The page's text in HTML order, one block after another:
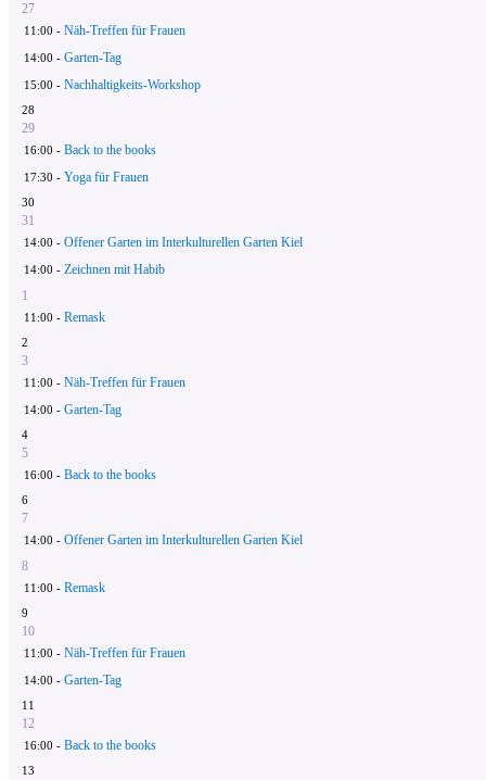
27
11:00 - Näh-Treffen für Frauen
14:00 - Garten-Tag
15:00 - Nachhaltigkeits-Workshop
28
29
16:00 - Back to the books
17:30 - Yoga für Frauen
30
31
14:00 - Offener Garten im Interkulturellen Garten Kiel
14:00 - Zeichnen mit Habib
1
11:00 - Remask
2
3
11:00 - Näh-Treffen für Frauen
14:00 - Garten-Tag
4
5
16:00 - Back to the books
6
7
14:00 - Offener Garten im Interkulturellen Garten Kiel
8
11:00 - Remask
9
10
11:00 - Näh-Treffen für Frauen
14:00 - Garten-Tag
11
12
16:00 - Back to the books
13